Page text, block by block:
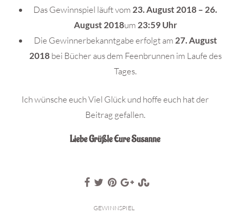
Das Gewinnspiel läuft vom 23. August 2018 – 26.
August 2018um 23:59 Uhr
Die Gewinnerbekanntgabe erfolgt am 27. August
2018bei Bücher aus dem Feenbrunnen im Laufe des
Tages.
Ich wünsche euch Viel Glück und hoffe euch hat der
Beitrag gefallen.
Liebe Grüßle Eure Susanne
GEWINNSPIEL